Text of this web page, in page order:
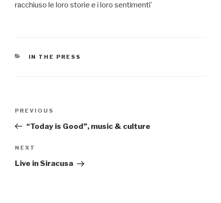
racchiuso le loro storie e i loro sentimenti
CATEGORIES
IN THE PRESS
Previous
Post
PREVIOUS
“Today is Good”, music & culture
Next
Post
NEXT
Live in Siracusa